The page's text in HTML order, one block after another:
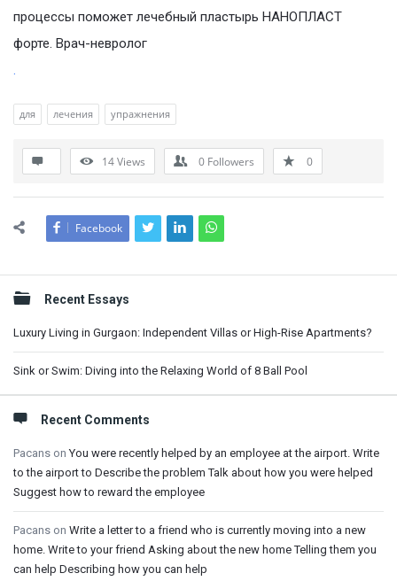
процессы поможет лечебный пластырь НАНОПЛАСТ
форте. Врач-невролог
.
для лечения упражнения
14Views 0 Followers 0
Facebook
Sidebar
Recent Essays
Luxury Living in Gurgaon: Independent Villas or High-Rise Apartments?
Sink or Swim: Diving into the Relaxing World of 8 Ball Pool
Recent Comments
Pacans onYou were recently helped by an employee at the airport. Write
to the airport to Describe the problem Talk about how you were helped
Suggest how to reward the employee
Pacans on Write a letter to a friend who is currently moving into a new
home. Write to your friend Asking about the new home Telling them you
can help Describing how you can help